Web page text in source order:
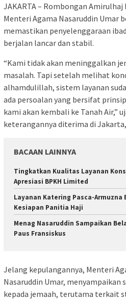
JAKARTA – Rombongan
Menteri Agama Nasaruddin Umar
memastikan penyelenggaraan
berjalan lancar dan stabil.
“Kami tidak akan meninggalkan
masalah. Tapi setelah melihat
alhamdulillah, sistem layanan
ada persoalan yang bersifat
kami akan kembali ke Tanah Air,”
keterangannya diterima di
BACAAN LAINNYA
Tingkatkan Kualitas Layanan
Apresiasi BPKH Limited
Layanan Katering Pasca-Armuzna
Kesiapan Panitia Haji
Menag Nasaruddin Sampaikan
Paus Fransiskus
Jelang kepulangannya, Menteri
Nasaruddin Umar, menyampaikan
kepada jemaah, terutama terkait